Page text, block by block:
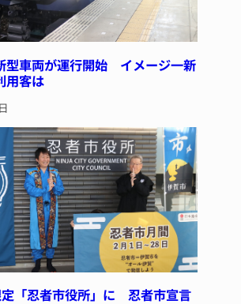
型車両が運行開始 イメージ一新
用客は
「忍者市役所」に 忍者市宣言